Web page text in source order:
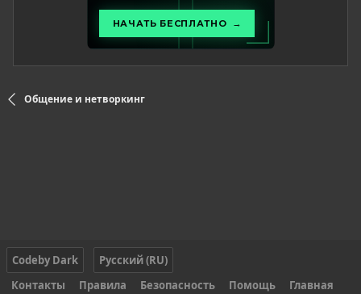
Общение и нетворкинг
Codeby Dark
Русский (RU)
Контакты
Правила Безопасность Помощь Главная